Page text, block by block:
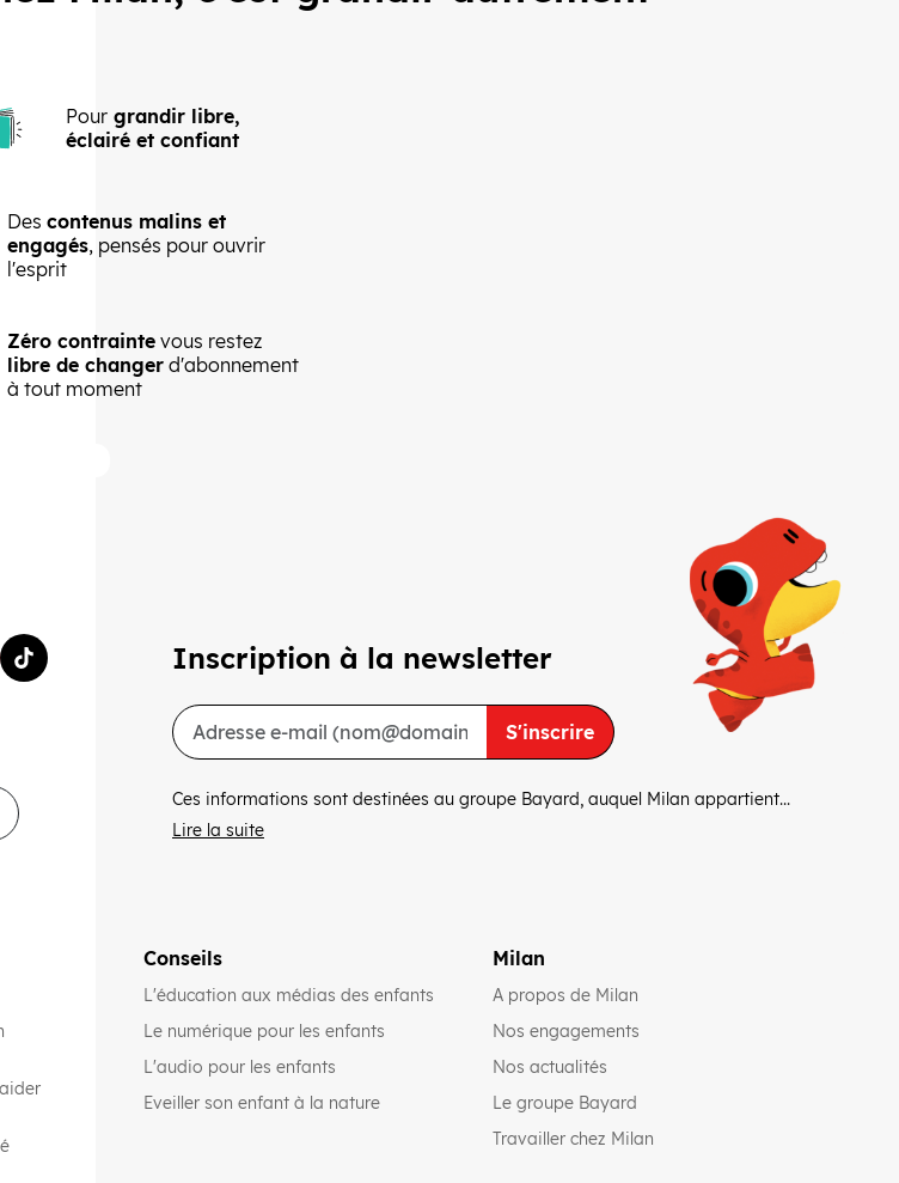
Pour grandir libre,
éclairé et confiant
Des contenus malins et
engagés, pensés pour ouvrir
l'esprit
Zéro contrainte vous restez
libre de changer d'abonnement
à tout moment
Inscription à la newsletter
S'inscrire
Ces informations sont destinées au groupe Bayard, auquel Milan appartient...
Lire la suite
Conseils
L'éducation aux médias des enfants
(ouvre une nouvelle fenêtre)
Le numérique pour les enfants
(ouvre une nouvelle fenêtre)
L'audio pour les enfants
Eveiller son enfant à la nature
(ouvre une nouvelle fenêtre)
Milan
A propos de Milan
Nos engagements
Nos actualités
Le groupe Bayard
Travailler chez Milan